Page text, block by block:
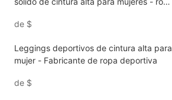
de $
Leggings deportivos de cintura alta para
mujer - Fabricante de ropa deportiva
de $